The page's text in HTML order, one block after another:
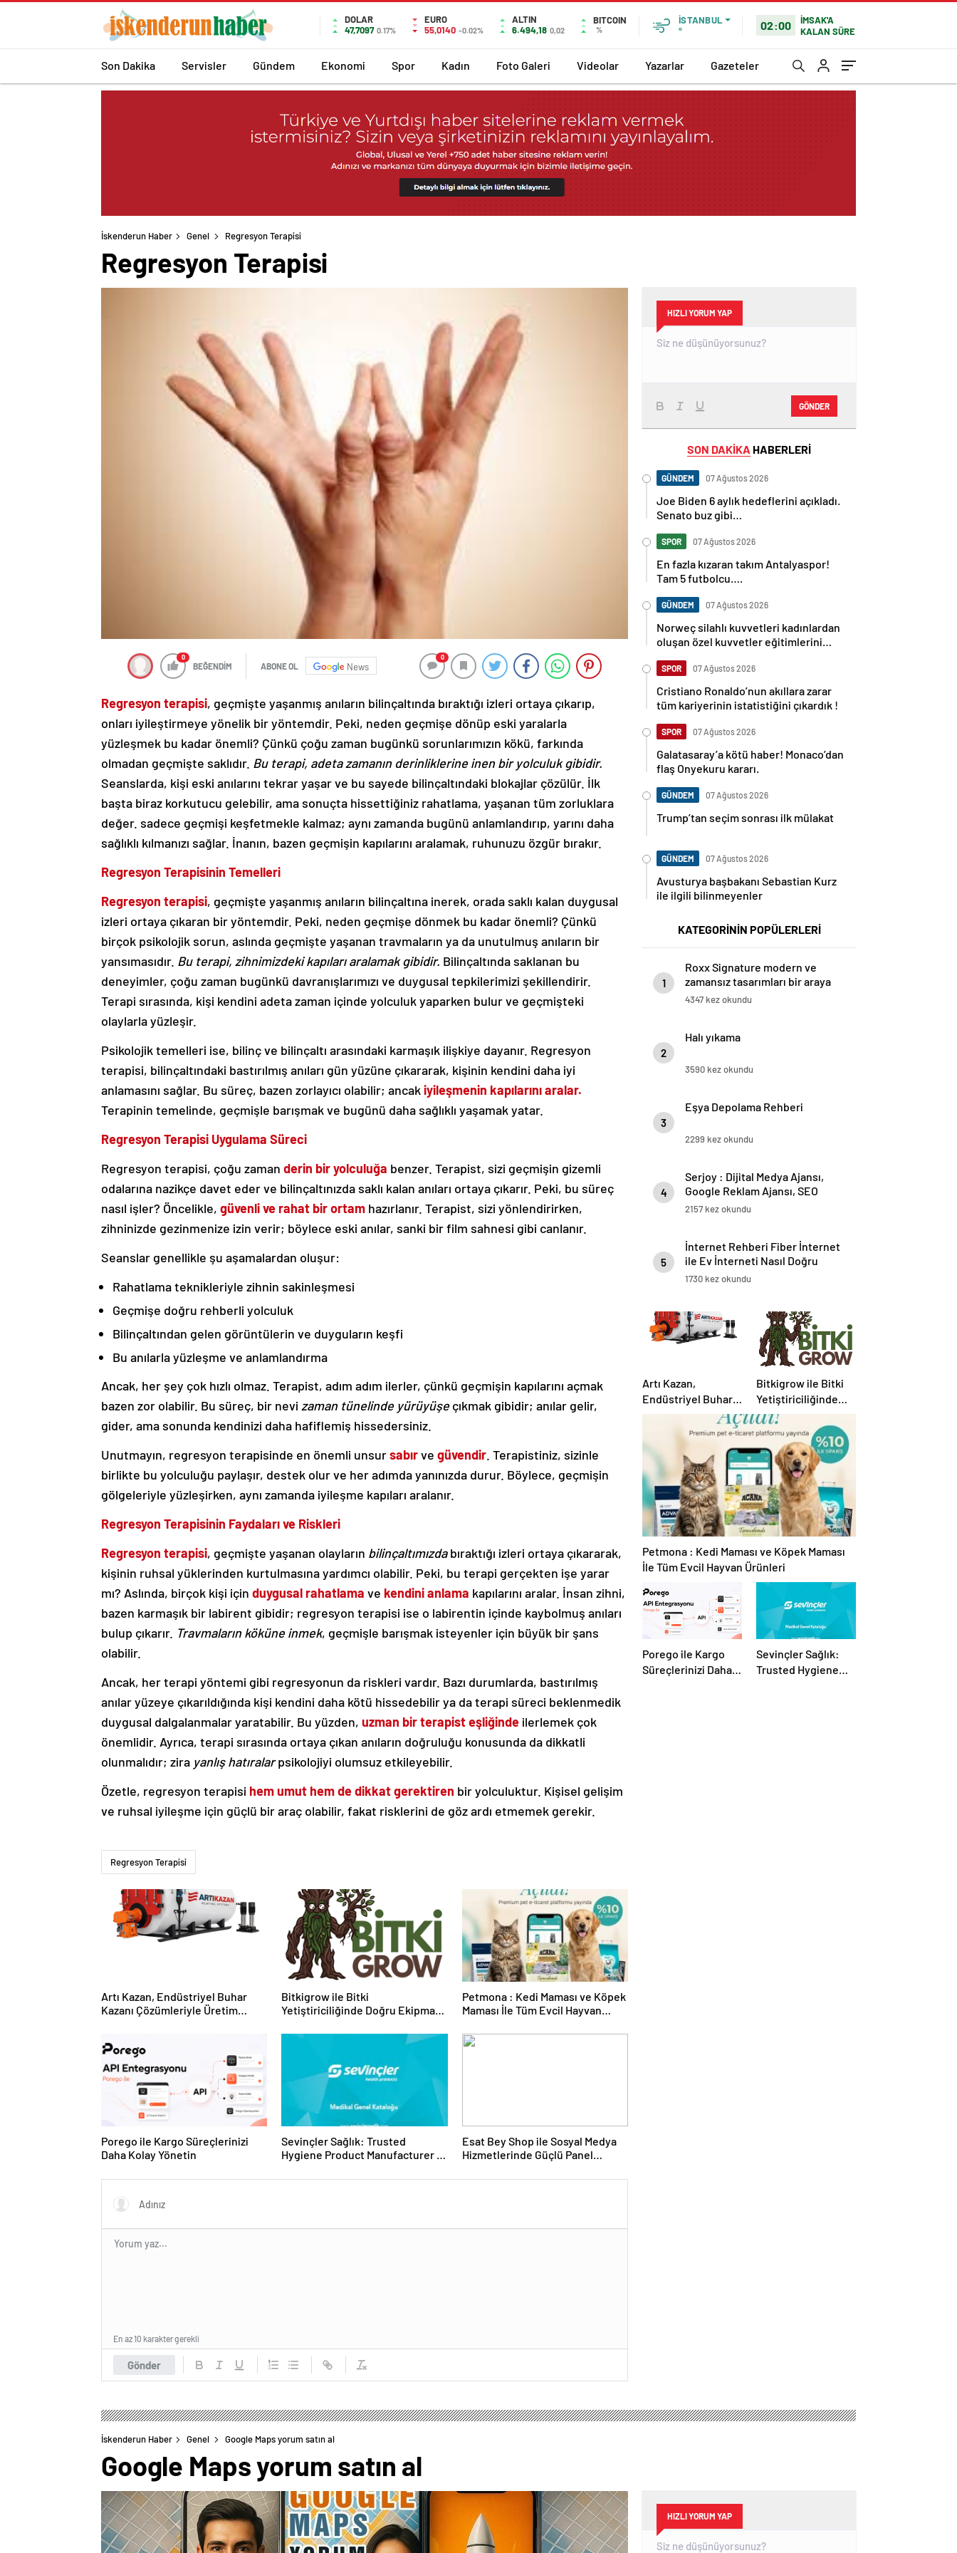
DOLAR
47,7097 0.17%
EURO
55,0140 -0.02%
ALTIN
6.494,18 0,02
BITCOIN
%
İSTANBUL
°
02:00
İMSAK'A
KALAN SÜRE
Son Dakika Servisler Gündem Ekonomi Spor Kadın Foto Galeri Videolar Yazarlar Gazeteler
İskenderun Haber Genel Regresyon Terapisi
Regresyon Terapisi
0
BEĞENDİM ABONE OL News
0
Regresyon terapisi, geçmişte yaşanmış anıların bilinçaltında bıraktığı izleri ortaya çıkarıp,
onları iyileştirmeye yönelik bir yöntemdir. Peki, neden geçmişe dönüp eski yaralarla
yüzleşmek bu kadar önemli? Çünkü çoğu zaman bugünkü sorunlarımızın kökü, farkında
olmadan geçmişte saklıdır. Bu terapi, adeta zamanın derinliklerine inen bir yolculuk gibidir.
Seanslarda, kişi eski anılarını tekrar yaşar ve bu sayede bilinçaltındaki blokajlar çözülür. İlk
başta biraz korkutucu gelebilir, ama sonuçta hissettiğiniz rahatlama, yaşanan tüm zorluklara
değer. sadece geçmişi keşfetmekle kalmaz; aynı zamanda bugünü anlamlandırıp, yarını daha
sağlıklı kılmanızı sağlar. İnanın, bazen geçmişin kapılarını aralamak, ruhunuzu özgür bırakır.
Regresyon Terapisinin Temelleri
Regresyon terapisi, geçmişte yaşanmış anıların bilinçaltına inerek, orada saklı kalan duygusal
izleri ortaya çıkaran bir yöntemdir. Peki, neden geçmişe dönmek bu kadar önemli? Çünkü
birçok psikolojik sorun, aslında geçmişte yaşanan travmaların ya da unutulmuş anıların bir
yansımasıdır. Bu terapi, zihnimizdeki kapıları aralamak gibidir. Bilinçaltında saklanan bu
deneyimler, çoğu zaman bugünkü davranışlarımızı ve duygusal tepkilerimizi şekillendirir.
Terapi sırasında, kişi kendini adeta zaman içinde yolculuk yaparken bulur ve geçmişteki
olaylarla yüzleşir.
Psikolojik temelleri ise, bilinç ve bilinçaltı arasındaki karmaşık ilişkiye dayanır. Regresyon
terapisi, bilinçaltındaki bastırılmış anıları gün yüzüne çıkararak, kişinin kendini daha iyi
anlamasını sağlar. Bu süreç, bazen zorlayıcı olabilir; ancakiyileşmenin kapılarını aralar.
Terapinin temelinde, geçmişle barışmak ve bugünü daha sağlıklı yaşamak yatar.
Regresyon Terapisi Uygulama Süreci
Regresyon terapisi, çoğu zaman derin bir yolculuğa benzer. Terapist, sizi geçmişin gizemli
odalarına nazikçe davet eder ve bilinçaltınızda saklı kalan anıları ortaya çıkarır. Peki, bu süreç
nasıl işler? Öncelikle, güvenli ve rahat bir ortam hazırlanır. Terapist, sizi yönlendirirken,
zihninizde gezinmenize izin verir; böylece eski anılar, sanki bir film sahnesi gibi canlanır.
Seanslar genellikle şu aşamalardan oluşur:
Rahatlama teknikleriyle zihnin sakinleşmesi
Geçmişe doğru rehberli yolculuk
Bilinçaltından gelen görüntülerin ve duyguların keşfi
Bu anılarla yüzleşme ve anlamlandırma
Ancak, her şey çok hızlı olmaz. Terapist, adım adım ilerler, çünkü geçmişin kapılarını açmak
bazen zor olabilir. Bu süreç, bir nevi zaman tünelinde yürüyüşeçıkmak gibidir; anılar gelir,
gider, ama sonunda kendinizi daha hafiflemiş hissedersiniz.
Unutmayın, regresyon terapisinde en önemli unsursabırve güvendir. Terapistiniz, sizinle
birlikte bu yolculuğu paylaşır, destek olur ve her adımda yanınızda durur. Böylece, geçmişin
gölgeleriyle yüzleşirken, aynı zamanda iyileşme kapıları aralanır.
Regresyon Terapisinin Faydaları ve Riskleri
Regresyon terapisi, geçmişte yaşanan olayların bilinçaltımızdabıraktığı izleri ortaya çıkararak,
kişinin ruhsal yüklerinden kurtulmasına yardımcı olabilir. Peki, bu terapi gerçekten işe yarar
mı? Aslında, birçok kişi için duygusal rahatlama ve kendini anlama kapılarını aralar. İnsan zihni,
bazen karmaşık bir labirent gibidir; regresyon terapisi ise o labirentin içinde kaybolmuş anıları
bulup çıkarır. Travmaların köküne inmek, geçmişle barışmak isteyenler için büyük bir şans
olabilir.
Ancak, her terapi yöntemi gibi regresyonun da riskleri vardır. Bazı durumlarda, bastırılmış
anılar yüzeye çıkarıldığında kişi kendini daha kötü hissedebilir ya da terapi süreci beklenmedik
duygusal dalgalanmalar yaratabilir. Bu yüzden, uzman bir terapist eşliğinde ilerlemek çok
önemlidir. Ayrıca, terapi sırasında ortaya çıkan anıların doğruluğu konusunda da dikkatli
olunmalıdır; zira yanlış hatıralarpsikolojiyi olumsuz etkileyebilir.
Özetle, regresyon terapisi hem umut hem de dikkat gerektiren bir yolculuktur. Kişisel gelişim
ve ruhsal iyileşme için güçlü bir araç olabilir, fakat risklerini de göz ardı etmemek gerekir.
Regresyon Terapisi
Artı Kazan, Endüstriyel Buhar
Kazanı Çözümleriyle Üretim
Bitkigrow ile Bitki
Yetiştiriciliğinde Doğru Ekipman
Petmona : Kedi Maması ve Köpek
Maması İle Tüm Evcil Hayvan
Porego ile Kargo Süreçlerinizi
Daha Kolay Yönetin
Sevinçler Sağlık: Trusted
Hygiene Product Manufacturer in
Esat Bey Shop ile Sosyal Medya
Hizmetlerinde Güçlü Panel
Gönder
En az 10 karakter gerekli
HIZLI YORUM YAP
GÖNDER
SON DAKİKA HABERLERİ
GÜNDEM 07 Ağustos 2026
Joe Biden 6 aylık hedeflerini açıkladı.
Senato buz gibi…
SPOR 07 Ağustos 2026
En fazla kızaran takım Antalyaspor!
Tam 5 futbolcu….
GÜNDEM 07 Ağustos 2026
Norweç silahlı kuvvetleri kadınlardan
oluşan özel kuvvetler eğitimlerini
SPOR 07 Ağustos 2026
Cristiano Ronaldo’nun akıllara zarar
tüm kariyerinin istatistiğini çıkardık !
SPOR 07 Ağustos 2026
Galatasaray’a kötü haber! Monaco’dan
flaş Onyekuru kararı.
GÜNDEM 07 Ağustos 2026
Trump’tan seçim sonrası ilk mülakat
GÜNDEM 07 Ağustos 2026
Avusturya başbakanı Sebastian Kurz
ile ilgili bilinmeyenler
KATEGORİNİN POPÜLERLERİ
1
Roxx Signature modern ve
zamansız tasarımları bir araya
getiriyor
4347 kez okundu
2
Halı yıkama
3590 kez okundu
3
Eşya Depolama Rehberi
2299 kez okundu
4
Serjoy : Dijital Medya Ajansı,
Google Reklam Ajansı, SEO
Ajansı ve Web Tasarım Ajansı
2157 kez okundu
5
İnternet Rehberi Fiber İnternet
ile Ev İnterneti Nasıl Doğru
Seçilir
1730 kez okundu
Artı Kazan,
Endüstriyel Buhar
Kazanı
Çözümleriyle
Üretim Tesislerine
Verimli Sistemler
Sunuyor
Bitkigrow ile Bitki
Yetiştiriciliğinde
Doğru Ekipman ve
Ürün Seçimi
Petmona : Kedi Maması ve Köpek Maması
İle Tüm Evcil Hayvan Ürünleri
Porego ile Kargo
Süreçlerinizi Daha
Sevinçler Sağlık:
Trusted Hygiene
İskenderun Haber Genel Google Maps yorum satın al
Google Maps yorum satın al
HIZLI YORUM YAP